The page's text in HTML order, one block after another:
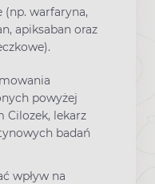
(np. warfaryna,
apiksaban oraz
powyżej
Cilozek, lekarz
badań
wpływ na